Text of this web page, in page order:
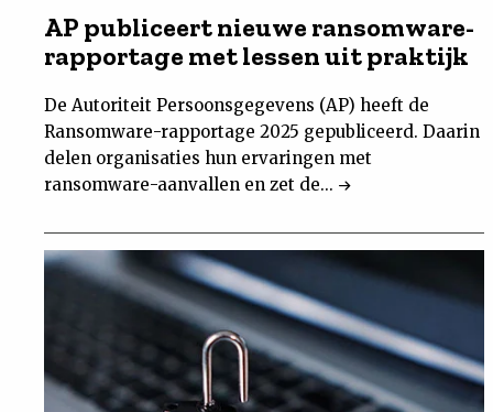
AP publiceert nieuwe ransomware-
rapportage met lessen uit praktijk
De Autoriteit Persoonsgegevens (AP) heeft de
Ransomware-rapportage 2025 gepubliceerd. Daarin
delen organisaties hun ervaringen met
ransomware-aanvallen en zet de...